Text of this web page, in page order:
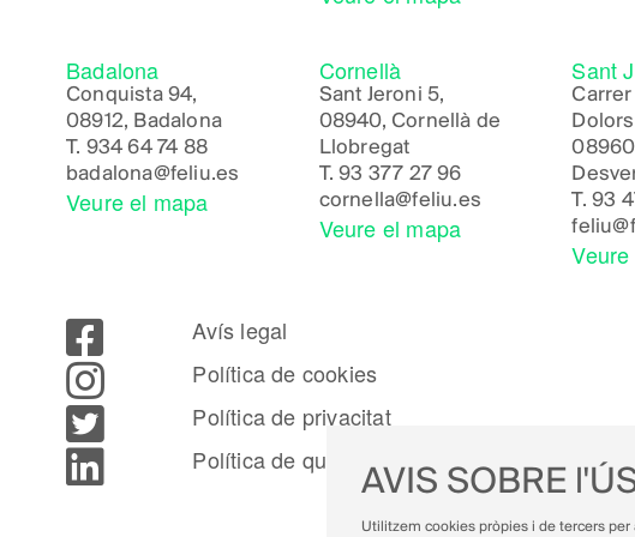
Badalona
Conquista 94,
08912, Badalona
T. 934 64 74 88
badalona@feliu.es
Veure el mapa
Cornellà
Sant Jeroni 5,
08940, Cornellà de
Llobregat
T.93 377 27 96
cornella@feliu.es
Veure el mapa
Sant
T. 93
Avís legal
Política de cookies
Política de privacitat
Política de qualitat
AVIS SOBRE
Utilitzem cookies pròpies i de tercers